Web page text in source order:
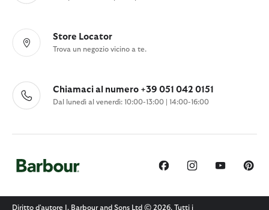
Store Locator
Trova un negozio vicino a te.
Chiamaci al numero +39 051 042 0151
Dal lunedì al venerdì: 10:00-13:00 | 14:00-16:00
Diritto d'autore J. Barbour and Sons Ltd © 2026. Tutti i